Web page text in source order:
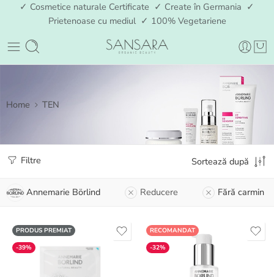
✓ Cosmetice naturale Certificate ✓ Create în Germania ✓
Prietenoase cu mediul ✓ 100% Vegetariene
Home TEN
Filtre Sortează după
Annemarie Börlind Reducere Fără carmin
PRODUS PREMIAT
-39%
RECOMANDAT
-32%